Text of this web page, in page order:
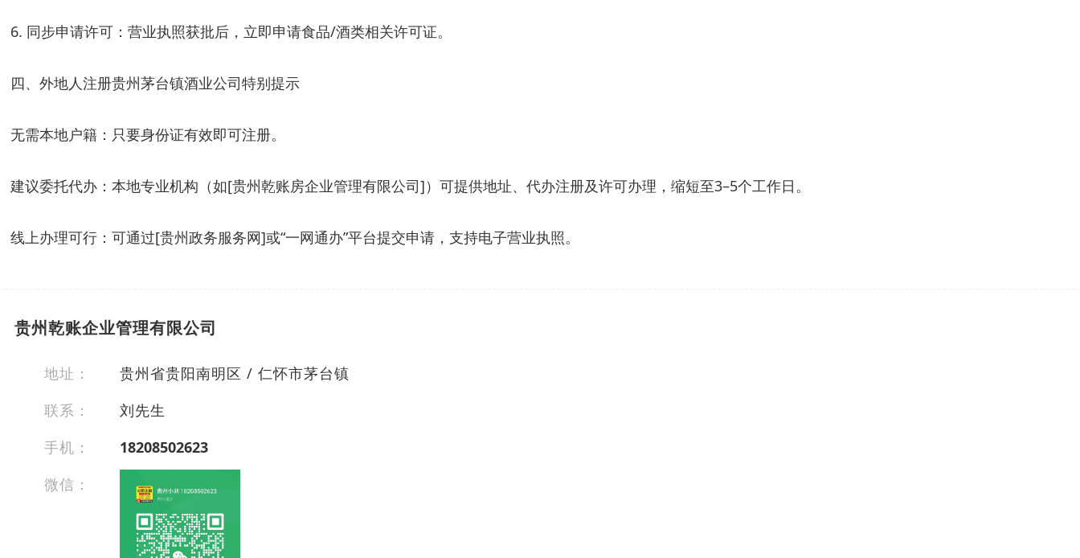
6. 同步申请许可：营业执照获批后，立即申请食品/酒类相关许可证。
四、外地人注册贵州茅台镇酒业公司特别提示
无需本地户籍：只要身份证有效即可注册。
建议委托代办：本地专业机构（如[贵州乾账房企业管理有限公司]）可提供地址、代办注册及许可办理，缩短至3–5个工作日。
线上办理可行：可通过[贵州政务服务网]或“一网通办”平台提交申请，支持电子营业执照。
贵州乾账企业管理有限公司
地址：
贵州省贵阳南明区 / 仁怀市茅台镇
联系：
刘先生
手机：
18208502623
微信：